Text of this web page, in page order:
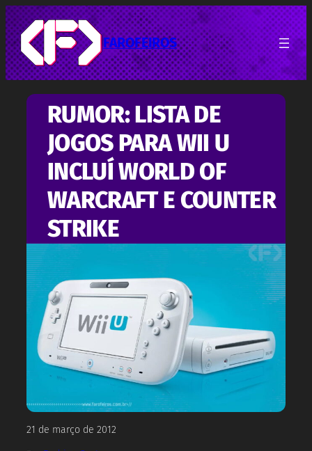
Pular
para
o
conteúdo
FAROFEIROS
RUMOR: LISTA DE
JOGOS PARA WII U
INCLUÍ WORLD OF
WARCRAFT E COUNTER
STRIKE
21 de março de 2012